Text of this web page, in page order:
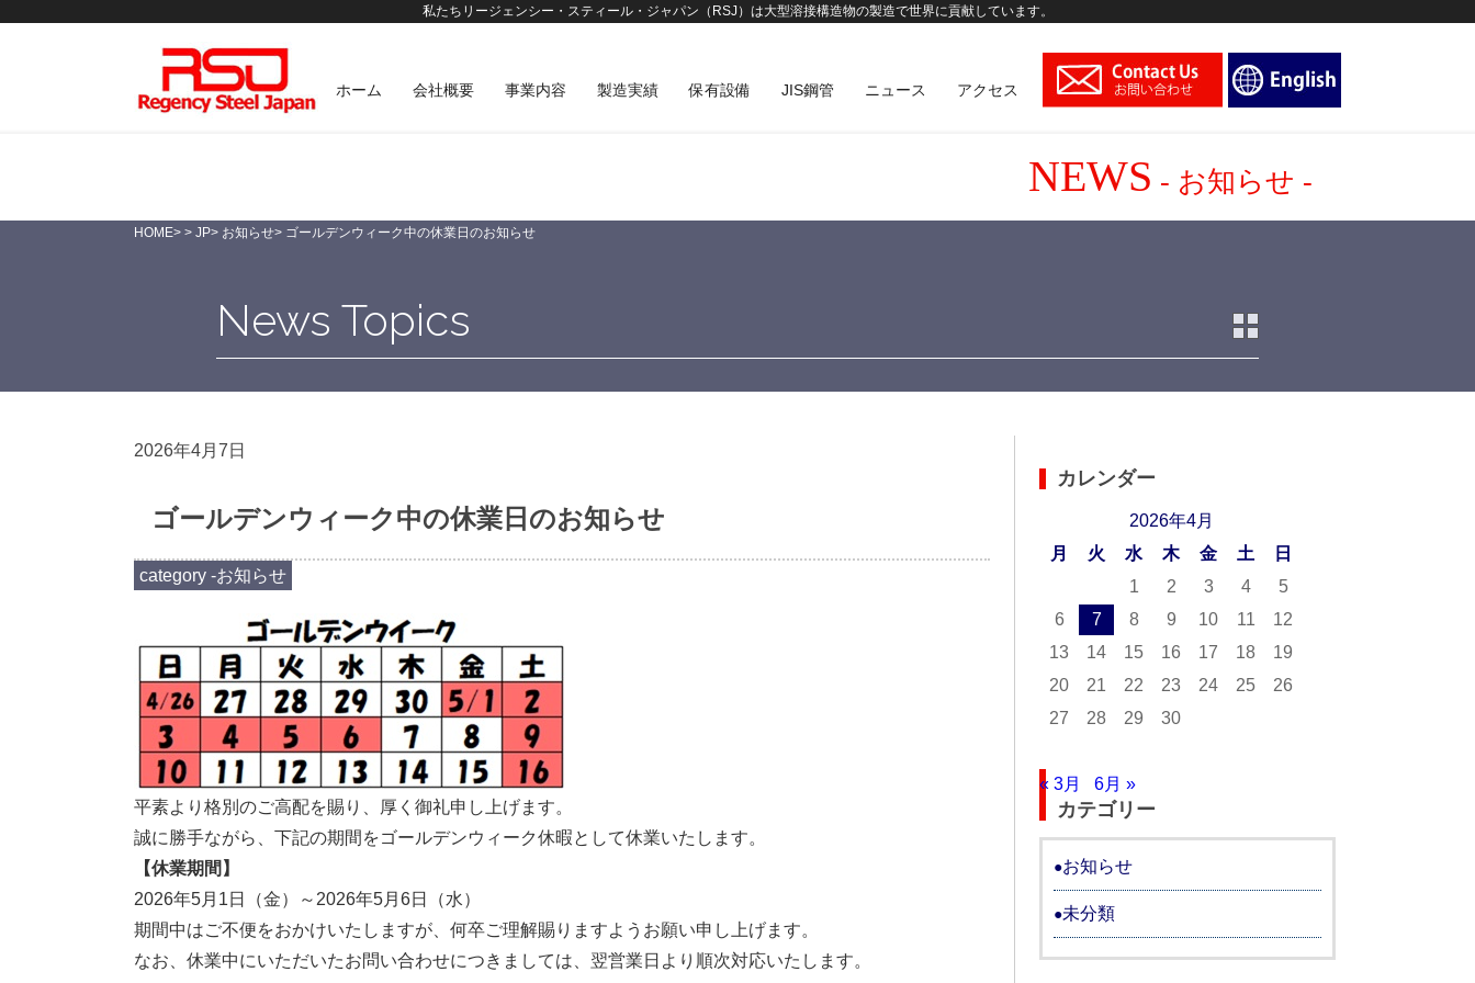
私たちリージェンシー・スティール・ジャパン（RSJ）は大型溶接構造物の製造で世界に貢献しています。
ホーム 会社概要 事業内容 製造実績 保有設備 JIS鋼管 ニュース アクセス
NEWS - お知らせ -
HOME> > JP> お知らせ> ゴールデンウィーク中の休業日のお知らせ
News Topics
2026年4月7日
ゴールデンウィーク中の休業日のお知らせ
category -お知らせ
平素より格別のご高配を賜り、厚く御礼申し上げます。
誠に勝手ながら、下記の期間をゴールデンウィーク休暇として休業いたします。
【休業期間】
2026年5月1日（金）～2026年5月6日（水）
期間中はご不便をおかけいたしますが、何卒ご理解賜りますようお願い申し上げます。
なお、休業中にいただいたお問い合わせにつきましては、翌営業日より順次対応いたします。
カレンダー
2026年4月
月
火 水 木 金 土
日
1
2 3 4
5
6
7 8 9 10 11
12
13
14 15 16 17 18
19
20
21 22 23 24 25
26
27
28 29 30
« 3月 6月 »
カテゴリー
お知らせ
未分類